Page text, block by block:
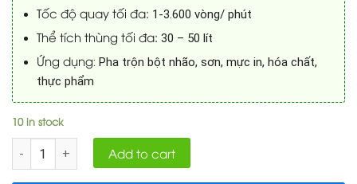
Tốc độ quay tối đa: 1-3.600 vòng/ phút
Thể tích thùng tối đa: 30 – 50 lít
Ứng dụng: Pha trộn bột nhão, sơn, mực in, hóa chất,
thực phẩm
10 in stock
Quantity Add to cart